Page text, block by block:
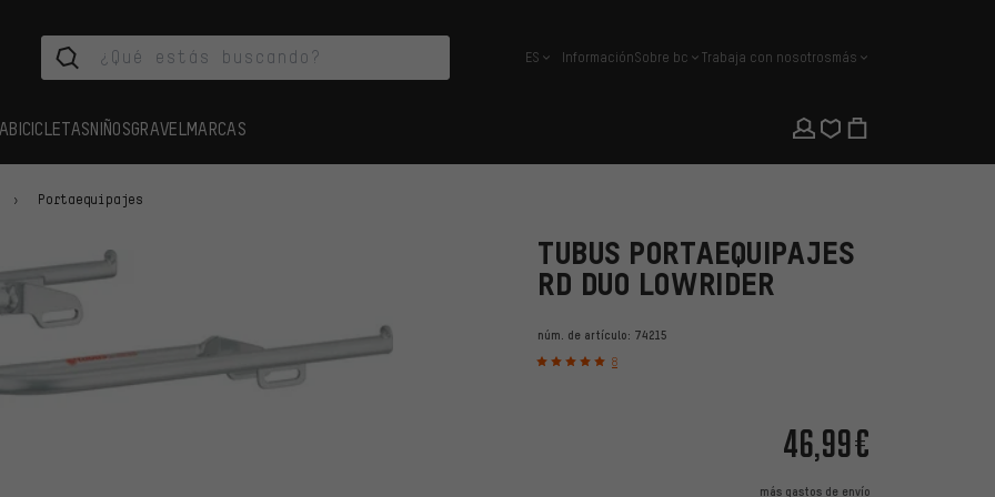
español
ES InformaciónSobre bc Trabaja con nosotrosmás
BICICLETASNIÑOSGRAVEL MARCAS
Portaequipajes
TUBUS PORTAEQUIPAJES
RD DUO LOWRIDER
núm. de artículo: 74215
8
46,99€
más gastos de envío